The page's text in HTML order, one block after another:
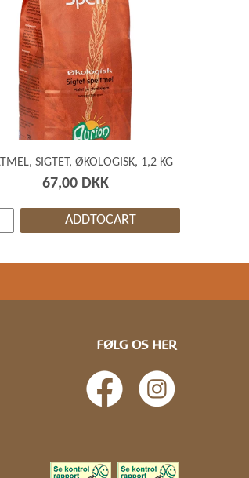
SIGTET, ØKOLOGISK, 1,2 KG
67,00 DKK
ADDTOCART
FØLG OS HER